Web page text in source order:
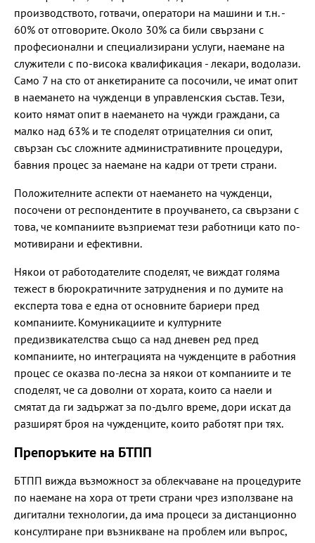
производството, готвачи, оператори на машини и т.н. -
60% от отговорите. Около 30% са били свързани с
професионални и специализирани услуги, наемане на
служители с по-висока квалификация - лекари, водолази.
Само 7 на сто от анкетираните са посочили, че имат опит
в наемането на чужденци в управленския състав. Тези,
които нямат опит в наемането на чужди граждани, са
малко над 63% и те споделят отрицателния си опит,
свързан със сложните административните процедури,
бавния процес за наемане на кадри от трети страни.
Положителните аспекти от наемането на чужденци,
посочени от респондентите в проучването, са свързани с
това, че компаниите възприемат тези работници като по-
мотивирани и ефективни.
Някои от работодателите споделят, че виждат голяма
тежест в бюрократичните затруднения и по думите на
експерта това е една от основните бариери пред
компаниите. Комуникациите и културните
предизвикателства също са над дневен ред пред
компаниите, но интеграцията на чужденците в работния
процес се оказва по-лесна за някои от компаниите и те
споделят, че са доволни от хората, които са наели и
смятат да ги задържат за по-дълго време, дори искат да
разширят броя на чужденците, които работят при тях.
Препоръките на БТПП
БТПП вижда възможност за облекчаване на процедурите
по наемане на хора от трети страни чрез използване на
дигитални технологии, да има процеси за дистанционно
консултиране при възникване на проблем или въпрос,